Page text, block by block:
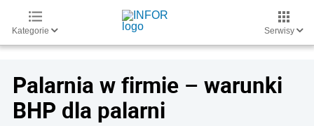
Kategorie Serwisy
Palarnia w firmie – warunki
BHP dla palarni